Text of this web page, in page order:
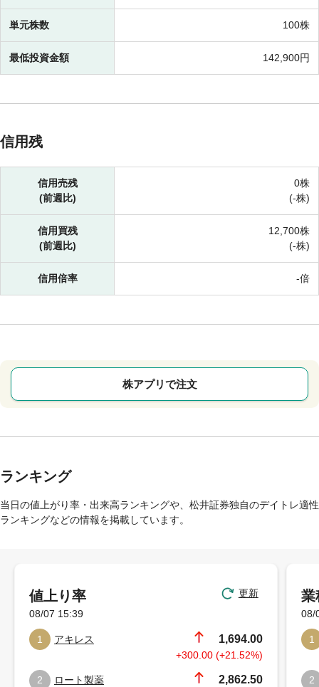
単元株数 100株
最低投資金額 142,900円
信用残
信用売残
(前週比)
0株
(-株)
信用買残
(前週比)
12,700株
(-株)
信用倍率 -倍
株アプリで注文
ランキング
当日の値上がり率・出来高ランキングや、松井証券独自のデイトレ適性
ランキングなどの情報を掲載しています。